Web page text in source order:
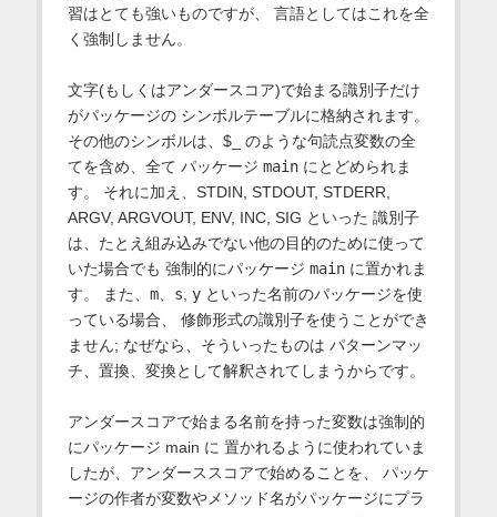
習はとても強いものですが、 言語としてはこれを全
く強制しません。
文字(もしくはアンダースコア)で始まる識別子だけ
がパッケージの シンボルテーブルに格納されます。
その他のシンボルは、$_ のような句読点変数の全
てを含め、全て パッケージ mainにとどめられま
す。 それに加え、STDIN, STDOUT, STDERR,
ARGV, ARGVOUT, ENV, INC, SIG といった 識別子
は、たとえ組み込みでない他の目的のために使って
いた場合でも 強制的にパッケージ mainに置かれま
す。 また、 m、 s yといった名前のパッケージを使
っている場合、 修飾形式の識別子を使うことができ
ません; なぜなら、そういったものは パターンマッ
チ、置換、変換として解釈されてしまうからです。
アンダースコアで始まる名前を持った変数は強制的
にパッケージ main に 置かれるように使われていま
したが、アンダーススコアで始めることを、 パッケ
ージの作者が変数やメソッド名がパッケージにプラ